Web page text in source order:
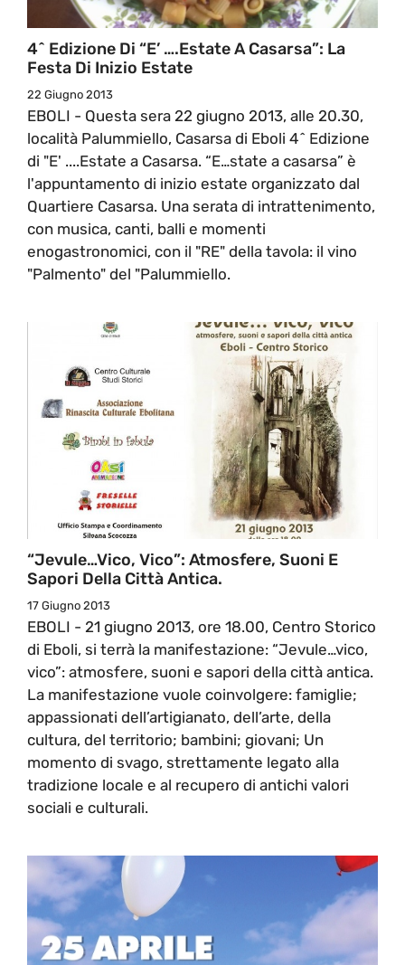
4^ Edizione Di “E’ ….Estate A Casarsa”: La
Festa Di Inizio Estate
22 Giugno 2013
EBOLI - Questa sera 22 giugno 2013, alle 20.30,
località Palummiello, Casarsa di Eboli 4^ Edizione
di "E' ....Estate a Casarsa. “E…state a casarsa” è
l'appuntamento di inizio estate organizzato dal
Quartiere Casarsa. Una serata di intrattenimento,
con musica, canti, balli e momenti
enogastronomici, con il "RE" della tavola: il vino
"Palmento" del "Palummiello.
“Jevule…vico, Vico”: Atmosfere, Suoni E
Sapori Della Città Antica.
17 Giugno 2013
EBOLI - 21 giugno 2013, ore 18.00, Centro Storico
di Eboli, si terrà la manifestazione: “Jevule…vico,
vico”: atmosfere, suoni e sapori della città antica.
La manifestazione vuole coinvolgere: famiglie;
appassionati dell’artigianato, dell’arte, della
cultura, del territorio; bambini; giovani; Un
momento di svago, strettamente legato alla
tradizione locale e al recupero di antichi valori
sociali e culturali.